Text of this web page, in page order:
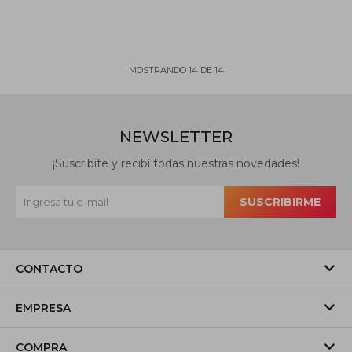
MOSTRANDO 14DE 14
CONTACTO
EMPRESA
COMPRA
NEWSLETTER
¡Suscribite y recibí todas nuestras novedades!
SUSCRIBIRME